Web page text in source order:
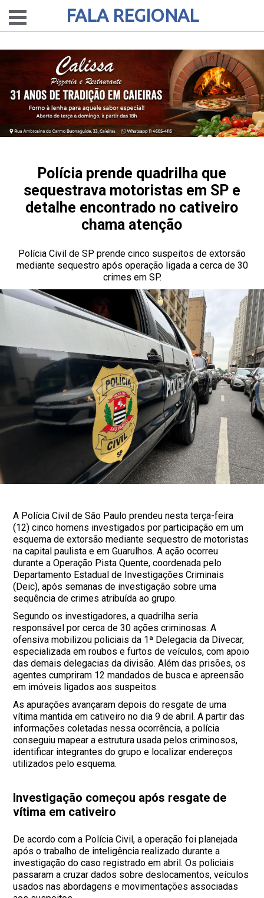
FALA REGIONAL
Polícia prende quadrilha que
sequestrava motoristas em SP e
detalhe encontrado no cativeiro
chama atenção
Polícia Civil de SP prende cinco suspeitos de extorsão
mediante sequestro após operação ligada a cerca de 30
crimes em SP.
A Polícia Civil de São Paulo prendeu nesta terça-feira
(12) cinco homens investigados por participação em um
esquema de extorsão mediante sequestro de motoristas
na capital paulista e em Guarulhos. A ação ocorreu
durante a Operação Pista Quente, coordenada pelo
Departamento Estadual de Investigações Criminais
(Deic), após semanas de investigação sobre uma
sequência de crimes atribuída ao grupo.
Segundo os investigadores, a quadrilha seria
responsável por cerca de 30 ações criminosas. A
ofensiva mobilizou policiais da 1ª Delegacia da Divecar,
especializada em roubos e furtos de veículos, com apoio
das demais delegacias da divisão. Além das prisões, os
agentes cumpriram 12 mandados de busca e apreensão
em imóveis ligados aos suspeitos.
As apurações avançaram depois do resgate de uma
vítima mantida em cativeiro no dia 9 de abril. A partir das
informações coletadas nessa ocorrência, a polícia
conseguiu mapear a estrutura usada pelos criminosos,
identificar integrantes do grupo e localizar endereços
utilizados pelo esquema.
Investigação começou após resgate de
vítima em cativeiro
De acordo com a Polícia Civil, a operação foi planejada
após o trabalho de inteligência realizado durante a
investigação do caso registrado em abril. Os policiais
passaram a cruzar dados sobre deslocamentos, veículos
usados nas abordagens e movimentações associadas